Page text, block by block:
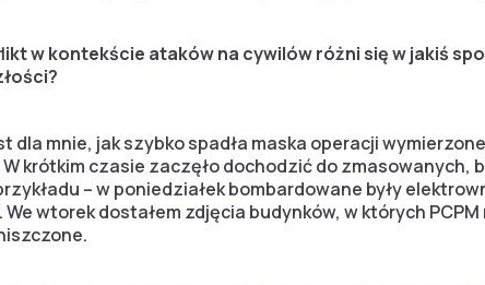
w kontekście ataków na cywilów różni się w jakiś
dla mnie, jak szybko spadła maska operacji
krótkim czasie zaczęło dochodzić do zmasowanych,
– w poniedziałek bombardowane były
We wtorek dostałem zdjęcia budynków, w których PCPM